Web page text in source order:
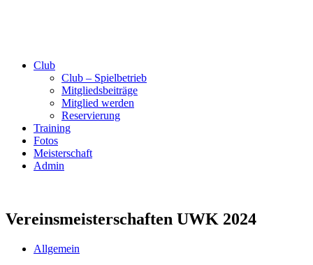
Club
Club – Spielbetrieb
Mitgliedsbeiträge
Mitglied werden
Reservierung
Training
Fotos
Meisterschaft
Admin
Vereinsmeisterschaften UWK 2024
Allgemein